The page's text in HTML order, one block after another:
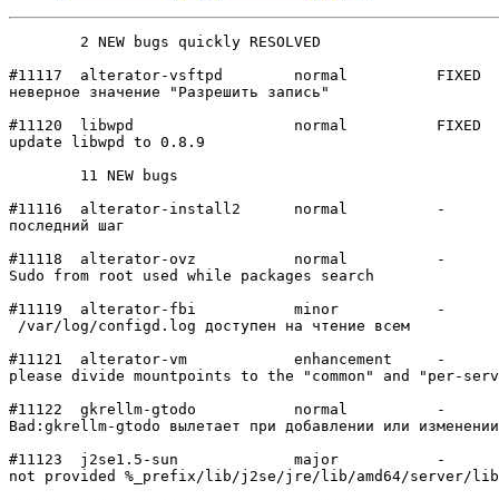
#11117	alterator-vsftpd	normal  	FIXED
неверное значение "Разрешить запись"
#11120	libwpd          	normal  	FIXED
update libwpd to 0.8.9
#11116	alterator-install2	normal  	-
последний шаг
#11118	alterator-ovz   	normal  	-
Sudo from root used while packages search
#11119	alterator-fbi   	minor   	-
/var/log/configd.log доступен на чтение всем
#11121	alterator-vm    	enhancement	-
please divide mountpoints to the "common" and "per-
#11122	gkrellm-gtodo   	normal  	-
Bad:gkrellm-gtodo вылетает при добавлении или
#11123	j2se1.5-sun     	major   	-
not provided %_prefix/lib/j2se/jre/lib/amd64/server/